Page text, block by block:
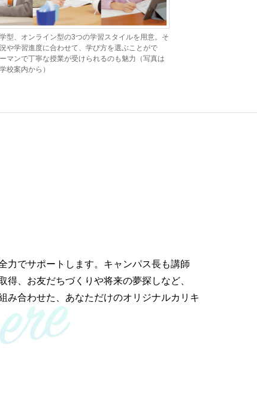
型、オンライン型の3つの学習スタイルを用意。そ
や学習進度に合わせて、学び方を選ぶことがで
マンで丁寧な授業が受けられるのも魅力（写真は
校案内から）
でサポートします。キャンパス長も講師
、お友だちづくりや将来の夢探しなど、
み合わせた、あなただけのオリジナルカリキ